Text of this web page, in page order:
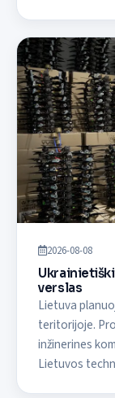
2026-08-08
verslas
Lietuva
teritorijoje.
inžinerines
Lietuvos